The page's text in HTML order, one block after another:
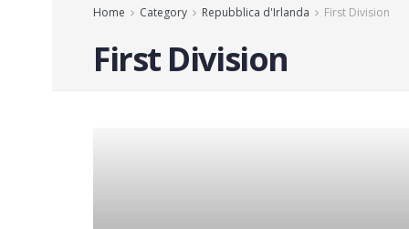
Home Category Repubblica d'Irlanda First Division
First Division